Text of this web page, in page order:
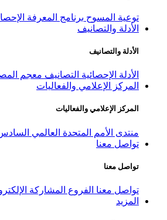
توعية المسوح برنامج المعرفة
الأدلة والتصانيف
الأدلة والتصانيف
الأدلة الإحصائية التصانيف معجم
المركز الإعلامي والفعاليات
المركز الإعلامي والفعاليات
منتدى الأمم المتحدة العالمي السادس
تواصل معنا
تواصل معنا
تواصل معنا الفروع المشاركة
المزيد